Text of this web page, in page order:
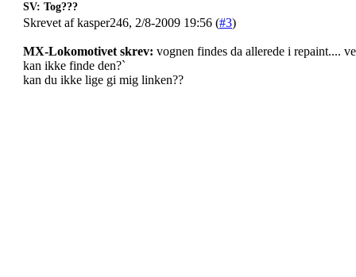
SV: Tog???
Skrevet af kasper246, 2/8-2009 19:56 (#3)
MX-Lokomotivet skrev: vognen findes da allerede i repaint....
kan ikke finde den?`
kan du ikke lige gi mig linken??